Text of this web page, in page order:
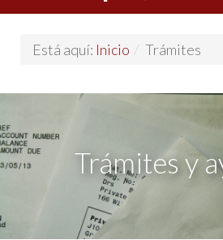
Está aquí: Inicio / Trámites
Trámites y